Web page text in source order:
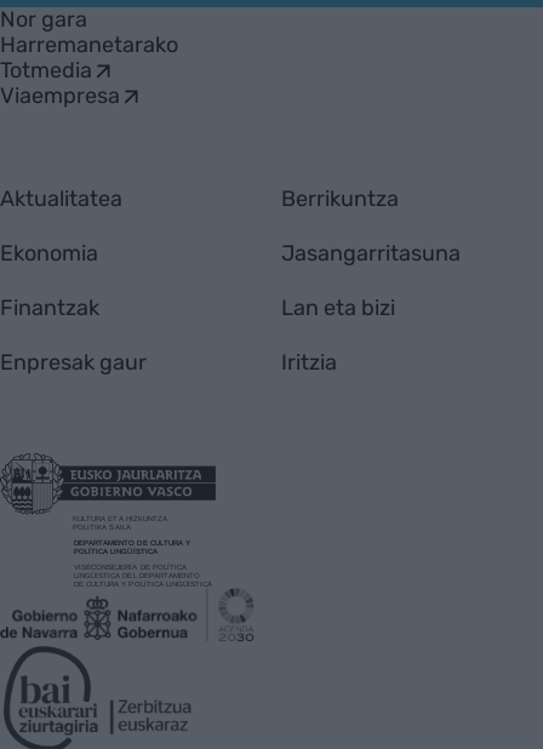
Nor gara
Harremanetarako
Totmedia
Viaempresa
Aktualitatea
Ekonomia
Finantzak
Enpresak gaur
Berrikuntza
Jasangarritasuna
Lan eta bizi
Iritzia